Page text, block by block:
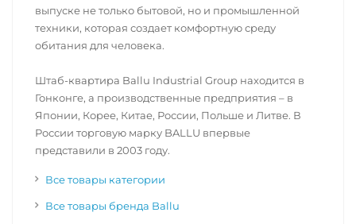
выпуске не только бытовой, но и промышленной
техники, которая создает комфортную среду
обитания для человека.
Штаб-квартира Ballu Industrial Group находится в
Гонконге, а производственные предприятия – в
Японии, Корее, Китае, России, Польше и Литве. В
России торговую марку BALLU впервые
представили в 2003 году.
Все товары категории
Все товары бренда Ballu